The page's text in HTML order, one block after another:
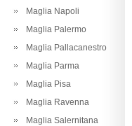
Maglia Napoli
Maglia Palermo
Maglia Pallacanestro
Maglia Parma
Maglia Pisa
Maglia Ravenna
Maglia Salernitana